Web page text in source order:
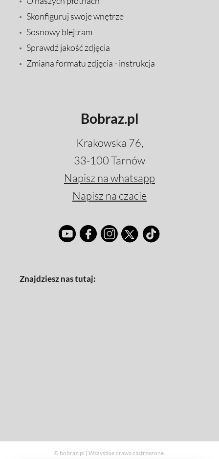
Skonfiguruj swoje wnętrze
Sosnowy blejtram
Sprawdź jakość zdjęcia
Zmiana formatu zdjęcia - instrukcja
Bobraz.pl
Krakowska 76,
33-100 Tarnów
Napisz na whatsapp
Napisz na czacie
Znajdziesz nas tutaj:
© bobraz.pl | Wszystkie prawa zastrzeżone.